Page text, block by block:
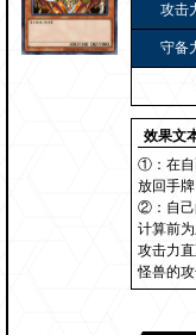
攻击
守备
效果文
①：在自
放回手牌
②：自己
计算前
攻击力
怪兽的攻